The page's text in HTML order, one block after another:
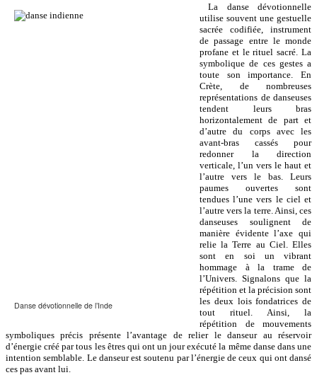
Danse dévotionnelle de l’Inde
La danse dévotionnelle
utilise souvent une gestuelle
sacrée codifiée, instrument
de passage entre le monde
profane et le rituel sacré. La
symbolique de ces gestes a
toute son importance. En
Crète, de nombreuses
représentations de danseuses
tendent leurs bras
horizontalement de part et
d’autre du corps avec les
avant-bras cassés pour
redonner la direction
verticale, l’un vers le haut et
l’autre vers le bas. Leurs
paumes ouvertes sont
tendues l’une vers le ciel et
l’autre vers la terre. Ainsi, ces
danseuses soulignent de
manière évidente l’axe qui
relie la Terre au Ciel. Elles
sont en soi un vibrant
hommage à la trame de
l’Univers. Signalons que la
répétition et la précision sont
les deux lois fondatrices de
tout rituel. Ainsi, la
répétition de mouvements
symboliques précis présente l’avantage de relier le danseur au réservoir
d’énergie créé par tous les êtres qui ont un jour exécuté la même danse dans une
intention semblable. Le danseur est soutenu par l’énergie de ceux qui ont dansé
ces pas avant lui.